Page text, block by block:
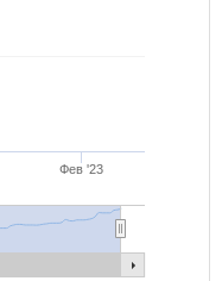
Фев '23